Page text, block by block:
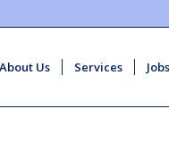
About Us Services Jobs